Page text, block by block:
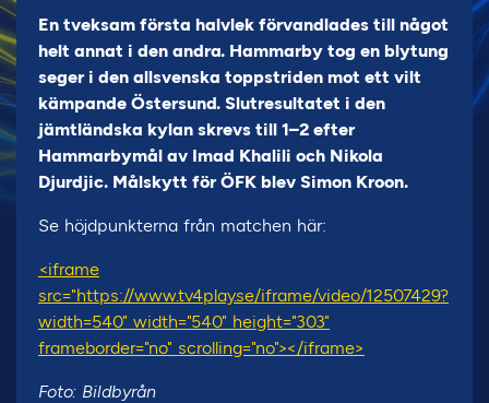
En tveksam första halvlek förvandlades till något
helt annat i den andra. Hammarby tog en blytung
seger i den allsvenska toppstriden mot ett vilt
kämpande Östersund. Slutresultatet i den
jämtländska kylan skrevs till 1–2 efter
Hammarbymål av Imad Khalili och Nikola
Djurdjic. Målskytt för ÖFK blev Simon Kroon.
Se höjdpunkterna från matchen här:
<iframe
src="https://www.tv4play.se/iframe/video/12507429?
width=540" width="540" height="303"
frameborder="no" scrolling="no"></iframe>
Foto: Bildbyrån